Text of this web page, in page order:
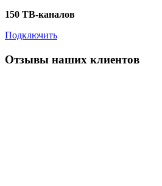
150 ТВ-каналов
Подключить
Отзывы наших клиентов